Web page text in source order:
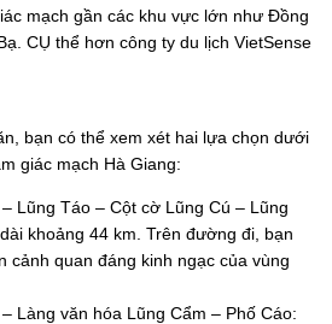
mạch gần các khu vực lớn như Đồng
CỤ thể hơn công ty du lịch VietSense
bạn có thể xem xét hai lựa chọn dưới
giác mạch Hà Giang:
Lũng Táo – Cột cờ Lũng Cú – Lũng
khoảng 44 km. Trên đường đi, bạn
cảnh quan đáng kinh ngạc của vùng
Làng văn hóa Lũng Cẩm – Phố Cáo: